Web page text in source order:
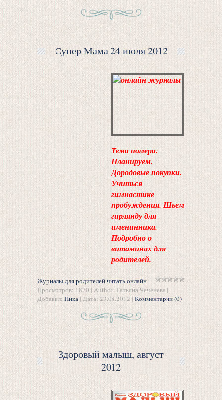
Супер Мама 24 июля 2012
Тема номера:
Планируем.
Дородовые покупки.
Учиться
гимнастике
пробуждения. Шьем
гирлянду для
именинника.
Подробно о
витаминах для
родителей.
Журналы для родителей читать онлайн|
Просмотров: 1870 | Author: Татьяна Чеченева |
Добавил: Ника | Дата:23.08.2012 | Комментарии (0)
Здоровый малыш, август
2012